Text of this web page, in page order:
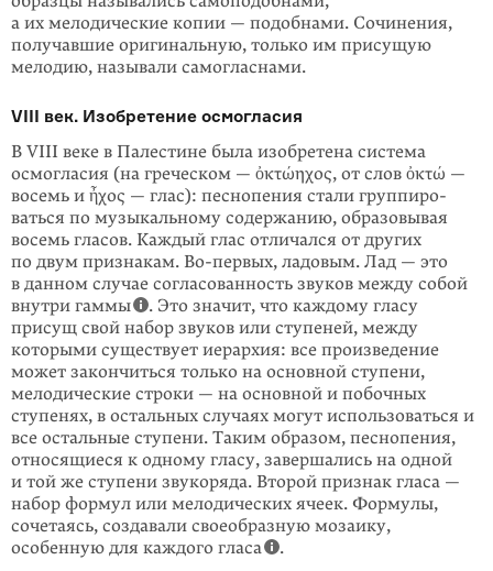
а их мелодические копии — подобнами. Сочинения,
получавшие оригинальную, только им присущую
мелодию, называли самогласнами.
VIII век. Изобретение осмогласия
В VIII веке в Палестине была изобретена система
осмогласия (на греческом — ὀκτώηχος, от слов ὀκτώ —
восемь и ἦχος — глас): песнопения стали группиро­
ваться по музыкальному содержанию, образовывая
восемь гласов. Каждый глас отличался от других
по двум признакам. Во-первых, ладовым. Лад — это
в данном случае согласованность звуков между собой
внутри гаммы
. Это значит, что каждому гласу
присущ свой набор звуков или ступеней, между
которыми существует иерархия: все произведение
может закончиться только на основной ступени,
мелодические строки — на основной и побочных
ступенях, в остальных случаях могут использоваться и
все остальные ступени. Таким образом, песнопения,
относящиеся к одному гласу, завершались на одной
и той же ступени звукоряда. Второй признак гласа —
набор формул или мелодических ячеек. Формулы,
сочетаясь, создавали своеобразную мозаику,
особенную для каждого гласа
.